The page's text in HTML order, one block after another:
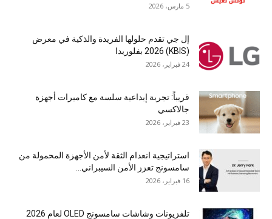
5 مارس، 2026
إل جي تقدم حلولها الفريدة والذكية في معرض
(KBIS) 2026 بفلوريدا
24 فبراير، 2026
قريباً: تجربة إبداعية سلسة مع كاميرات أجهزة
جالاكسي
23 فبراير، 2026
استراتيجية انعدام الثقة لأمن الأجهزة المحمولة من
سامسونج تعزز الأمن السيبراني...
16 فبراير، 2026
تلفزيونات وشاشات سامسونج OLED لعام 2026